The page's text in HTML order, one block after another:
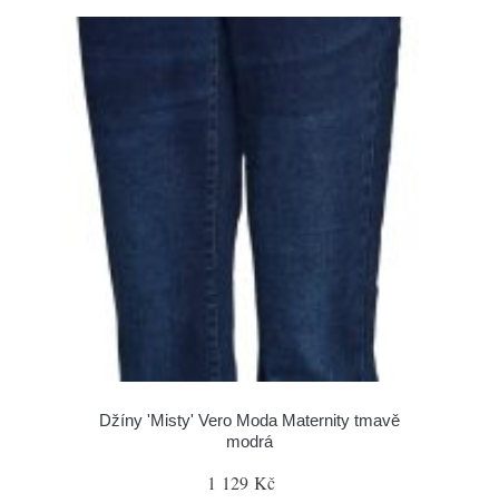
Džíny 'Misty' Vero Moda Maternity tmavě
modrá
1 129 Kč